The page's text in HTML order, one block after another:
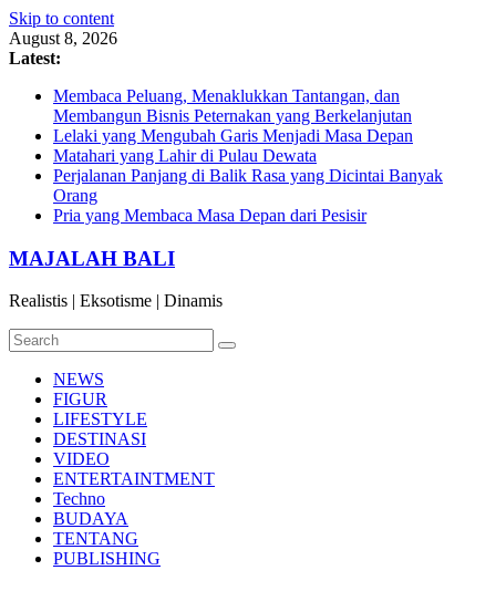
Skip to content
August 8, 2026
Latest:
Membaca Peluang, Menaklukkan Tantangan, dan
Membangun Bisnis Peternakan yang Berkelanjutan
Lelaki yang Mengubah Garis Menjadi Masa Depan
Matahari yang Lahir di Pulau Dewata
Perjalanan Panjang di Balik Rasa yang Dicintai Banyak
Orang
Pria yang Membaca Masa Depan dari Pesisir
MAJALAH BALI
Realistis | Eksotisme | Dinamis
NEWS
FIGUR
LIFESTYLE
DESTINASI
VIDEO
ENTERTAINTMENT
Techno
BUDAYA
TENTANG
PUBLISHING